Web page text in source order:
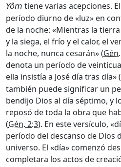
Yôm tiene varias acepciones.
período diurno de «luz» en
de la noche: «Mientras la
y la siega, el frío y el calor, el
la noche, nunca cesarán» (
denota un período de
ella insistía a José día tras día» (
también puede significar un
bendijo Dios al día séptimo, y
reposó de toda la obra que
(Gén. 2:3). En este versículo,
período del descanso de Dios
universo. El «día» comenzó
completara los actos de